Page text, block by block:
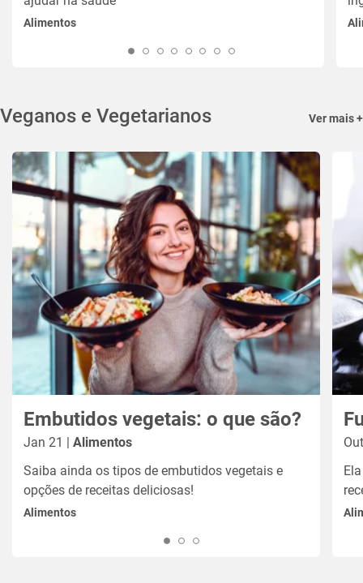
Alimentos
Veganos e Vegetarianos Ver mais +
Embutidos vegetais: o que são?
Jan 21 | Alimentos
Saiba ainda os tipos de embutidos vegetais e
opções de receitas deliciosas!
Alimentos